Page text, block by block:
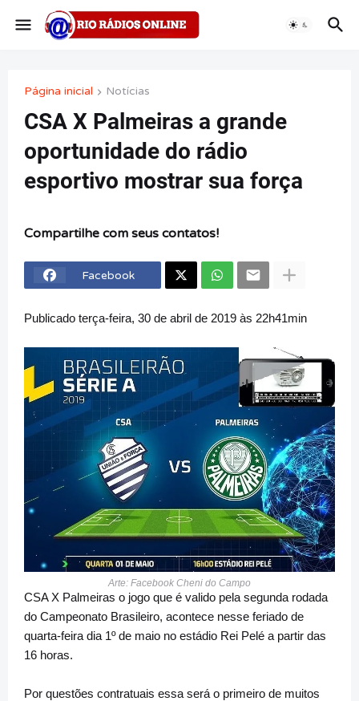
Página inicial Notícias
CSA X Palmeiras a grande
oportunidade do rádio
esportivo mostrar sua força
Compartilhe com seus contatos!
Facebook
Publicado terça-feira, 30 de abril de 2019 às 22h41min
Arte: Facebook Cheni do Campo
CSA X Palmeiras o jogo que é valido pela segunda rodada
do Campeonato Brasileiro, acontece nesse feriado de
quarta-feira dia 1º de maio no estádio Rei Pelé a partir das
16 horas.
Por questões contratuais essa será o primeiro de muitos